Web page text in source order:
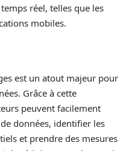
réel, telles que les
mobiles.
est un atout majeur pour
Grâce à cette
peuvent facilement
données, identifier les
et prendre des mesures